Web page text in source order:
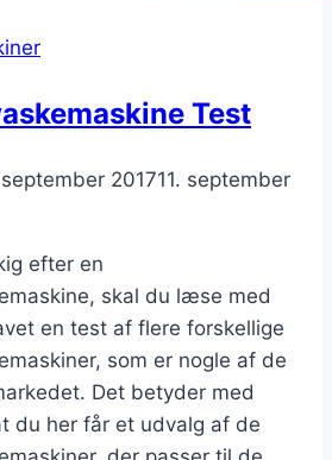
Test
september 201711. september
efter en
skal du læse med
en test af flere forskellige
som er nogle af de
Det betyder med
du her får et udvalg af de